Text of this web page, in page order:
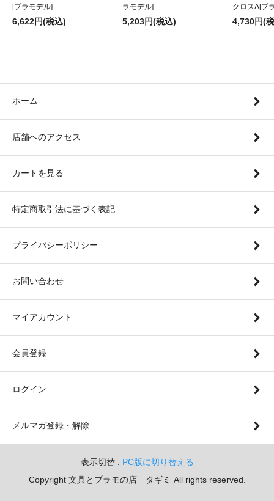
[プラモデル]
6,622円(税込)
ラモデル]
5,203円(税込)
クロスΔ[プ
4,730円(
ホーム
店舗へのアクセス
カートを見る
特定商取引法に基づく表記
プライバシーポリシー
お問い合わせ
マイアカウント
会員登録
ログイン
メルマガ登録・解除
表示切替 : PC版に切り替える
Copyright 文具とプラモの店 タギミ All rights reserved.